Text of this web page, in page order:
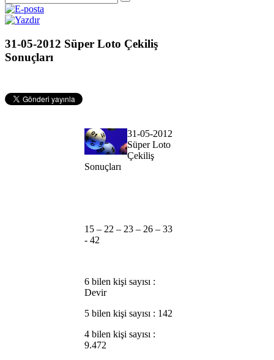
31-05-2012 Süper Loto Çekiliş
Sonuçları
31-05-2012
Süper Loto
Çekiliş
Sonuçları
15 – 22 – 23 – 26 – 33
- 42
6 bilen kişi sayısı :
Devir
5 bilen kişi sayısı : 142
4 bilen kişi sayısı :
9.472